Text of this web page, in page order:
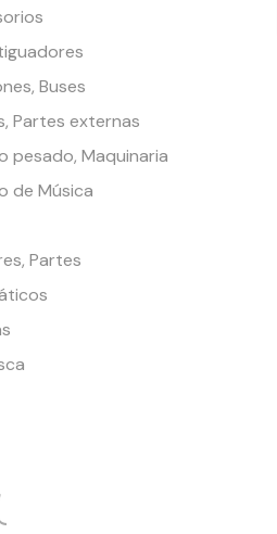
Buses
Partes externas
pesado, Maquinaria
de Música
Partes